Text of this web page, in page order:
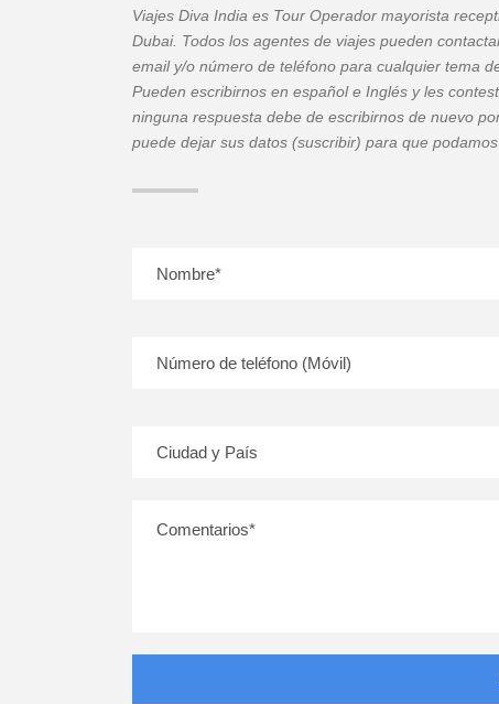
Viajes Diva India es Tour Operador mayorista
Dubai. Todos los agentes de viajes pueden
email y/o número de teléfono para cualquier tema
Pueden escribirnos en español e Inglés y les
ninguna respuesta debe de escribirnos de nuevo
puede dejar sus datos (suscribir) para que